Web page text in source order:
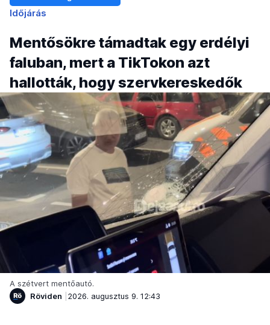
Időjárás
Mentősökre támadtak egy erdélyi
faluban, mert a TikTokon azt
hallották, hogy szervkereskedők
A szétvert mentőautó.
Röviden
2026. augusztus 9. 12:43